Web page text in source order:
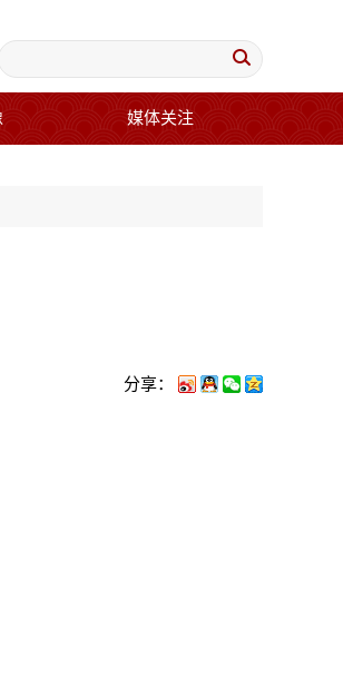
媒体关注
分享：